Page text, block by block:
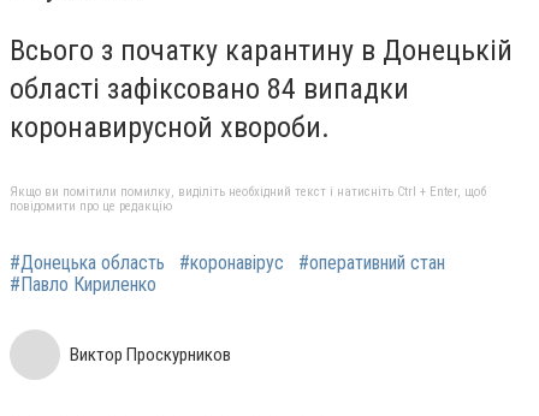
Всього з початку карантину в Донецькій
області зафіксовано 84 випадки
коронавирусной хвороби.
Якщо ви помітили помилку, виділіть необхідний текст і натисніть Ctrl + Enter, щоб
повідомити про це редакцію
#Донецька область #коронавірус
#оперативний стан
#Павло Кириленко
Виктор Проскурников